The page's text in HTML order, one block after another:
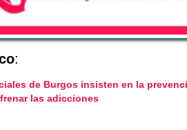
:
de Burgos insisten en la
las adicciones